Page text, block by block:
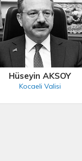
Hüseyin AKSOY
Kocaeli Valisi